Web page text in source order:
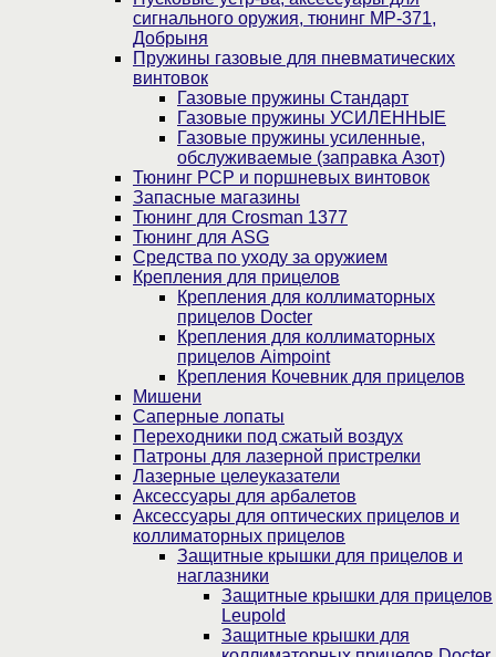
сигнального оружия, тюнинг МР-371,
Добрыня
Пружины газовые для пневматических
винтовок
Газовые пружины Стандарт
Газовые пружины УСИЛЕННЫЕ
Газовые пружины усиленные,
обслуживаемые (заправка Азот)
Тюнинг PCP и поршневых винтовок
Запасные магазины
Тюнинг для Crosman 1377
Тюнинг для ASG
Средства по уходу за оружием
Крепления для прицелов
Крепления для коллиматорных
прицелов Docter
Крепления для коллиматорных
прицелов Aimpoint
Крепления Кочевник для прицелов
Мишени
Саперные лопаты
Переходники под сжатый воздух
Патроны для лазерной пристрелки
Лазерные целеуказатели
Аксессуары для арбалетов
Аксессуары для оптических прицелов и
коллиматорных прицелов
Защитные крышки для прицелов и
наглазники
Защитные крышки для прицелов
Leupold
Защитные крышки для